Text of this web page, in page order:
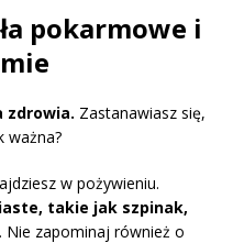
pokarmowe i
zdrowia. Zastanawiasz się,
ważna?
w pożywieniu.
takie jak szpinak,
. Nie zapominaj również o